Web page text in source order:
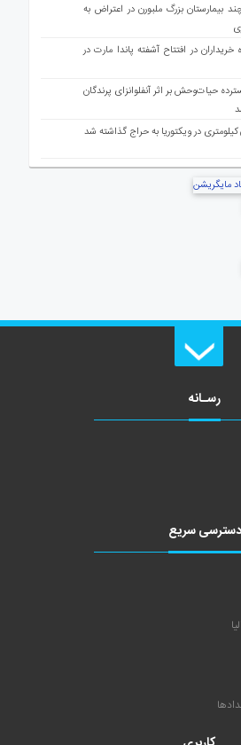
بیمارستان بزرگ ملبورن در اعتراض به
خریداران در افتتاح آشفته پاندا مارت در
حیات‌وحش بر اثر آنفلوانزای پرندگان
کیلومتری در ویکتوریا به حراج گذاشته شد
رسـانه
دسترسی سریع